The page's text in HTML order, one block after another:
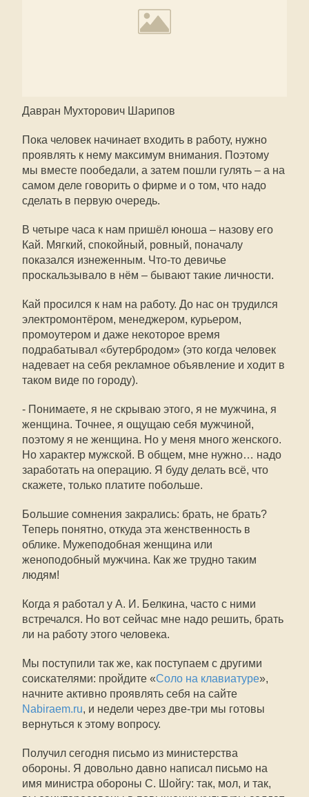
Давран Мухторович Шарипов
Пока человек начинает входить в работу, нужно
проявлять к нему максимум внимания. Поэтому
мы вместе пообедали, а затем пошли гулять – а на
самом деле говорить о фирме и о том, что надо
сделать в первую очередь.
В четыре часа к нам пришёл юноша – назову его
Кай. Мягкий, спокойный, ровный, поначалу
показался изнеженным. Что-то девичье
проскальзывало в нём – бывают такие личности.
Кай просился к нам на работу. До нас он трудился
электромонтёром, менеджером, курьером,
промоутером и даже некоторое время
подрабатывал «бутербродом» (это когда человек
надевает на себя рекламное объявление и ходит в
таком виде по городу).
- Понимаете, я не скрываю этого, я не мужчина, я
женщина. Точнее, я ощущаю себя мужчиной,
поэтому я не женщина. Но у меня много женского.
Но характер мужской. В общем, мне нужно… надо
заработать на операцию. Я буду делать всё, что
скажете, только платите побольше.
Большие сомнения закрались: брать, не брать?
Теперь понятно, откуда эта женственность в
облике. Мужеподобная женщина или
женоподобный мужчина. Как же трудно таким
людям!
Когда я работал у А. И. Белкина, часто с ними
встречался. Но вот сейчас мне надо решить, брать
ли на работу этого человека.
Мы поступили так же, как поступаем с другими
соискателями: пройдите «Соло на клавиатуре»,
начните активно проявлять себя на сайте
Nabiraem.ru, и недели через две-три мы готовы
вернуться к этому вопросу.
Получил сегодня письмо из министерства
обороны. Я довольно давно написал письмо на
имя министра обороны С. Шойгу: так, мол, и так,